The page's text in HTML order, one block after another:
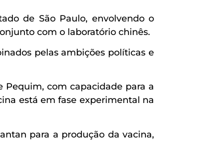
de São Paulo, envolvendo o
com o laboratório chinês.
pelas ambições políticas e
Pequim, com capacidade para a
está em fase experimental na
para a produção da vacina,